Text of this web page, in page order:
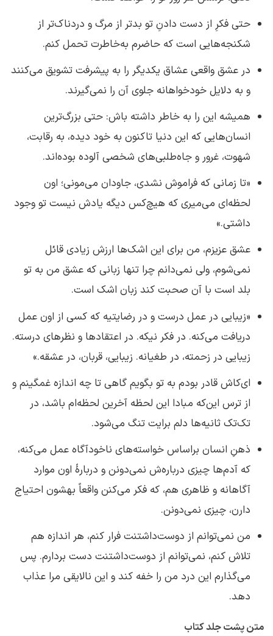
حتی فکرِ از دست دادنِ تو بدتر از مرگ و دردناک‌تر از
شکنجه‌هایی است که حاضرم به‌خاطرت تحمل کنم.
در عشق واقعی عشاق یکدیگر را به پیشرفت تشویق می‌کنند
و به دلایل خودخواهانه جلوی آن را نمی‌گیرند.
همیشه این را به خاطر داشته باش: حتی بزرگ‌ترین
انسان‌هایی که این دنیا تاکنون به خود دیده، به رقابت،
شهوت، غرور و جاه‌طلبی‌های شخصی آلوده بوده‌اند.
«تا زمانی که فراموش نشدی، جاودان می‌مونی؛ اون
لحظه‌ای می‌میری که هیچ‌کس دیگه یادش نیست تو وجود
داشتی.»
عشق عزیزم، من برای این اشک‌ها ارزش زیادی قائل
نمی‌شوم، ولی نمی‌دانم چرا تنها زبانی که عشق من به تو
بلد است با آن صحبت کند زبان اشک است.
«زیبایی در عمل درست و در رضایتیه که کسی از اون عمل
دریافت می‌کنه. در فکر نیکه. در اعتقادها و نظرهای درسته.
زیبایی در زحمته، در طغیانه. زیبایی، قربان، در عشقه.»
ای‌کاش قادر بودم به تو بگویم گاهی تا چه اندازه غمگینم و
از ترس این‌که مبادا این لحظه آخرین لحظه‌ام باشد، در
تک‌تک ثانیه‌ها دلم برایت تنگ می‌شود.
ذهنِ انسان براساس خواسته‌های ناخودآگاه عمل می‌کنه،
که آدم‌ها چیزی درباره‌ش نمی‌دونن و دربارهٔ اون موارد
آگاهانه و ظاهری هم، که فکر می‌کنن واقعاً بهشون احتیاج
دارن، چیزی نمی‌دونن.
من نمی‌توانم از دوست‌داشتنت فرار کنم، هر اندازه هم
تلاش کنم، نمی‌توانم از دوست‌داشتنت دست بردارم. پس
می‌گذارم این درد من را خفه کند و این نالایقی مرا عذاب
دهد.
متن پشت جلد کتاب